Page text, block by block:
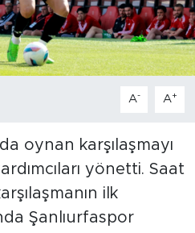
A- A+
oynan karşılaşmayı
yönetti. Saat
ilk
Şanlıurfaspor